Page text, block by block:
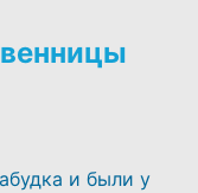
и были у